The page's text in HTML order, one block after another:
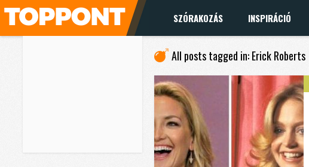
SZÓRAKOZÁS INSPIRÁCIÓ
All posts tagged in: Erick Roberts